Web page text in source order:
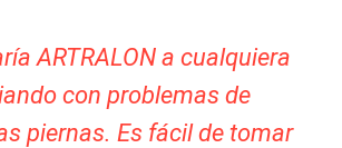
ARTRALON a cualquiera
con problemas de
piernas. Es fácil de tomar